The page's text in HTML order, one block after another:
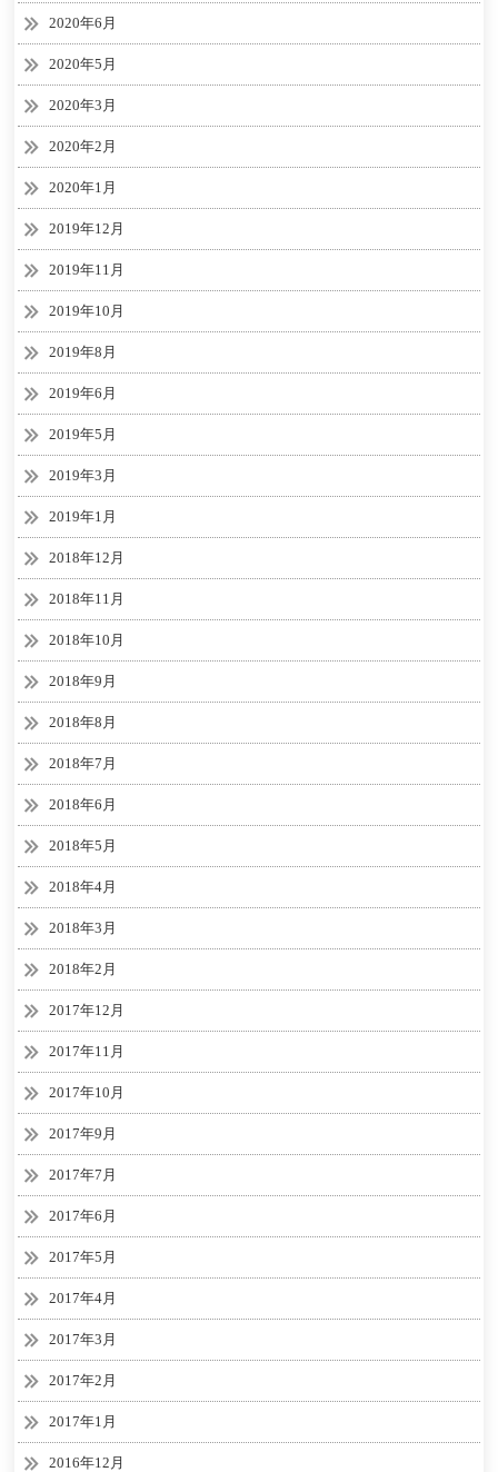
2020年6月
2020年5月
2020年3月
2020年2月
2020年1月
2019年12月
2019年11月
2019年10月
2019年8月
2019年6月
2019年5月
2019年3月
2019年1月
2018年12月
2018年11月
2018年10月
2018年9月
2018年8月
2018年7月
2018年6月
2018年5月
2018年4月
2018年3月
2018年2月
2017年12月
2017年11月
2017年10月
2017年9月
2017年7月
2017年6月
2017年5月
2017年4月
2017年3月
2017年2月
2017年1月
2016年12月